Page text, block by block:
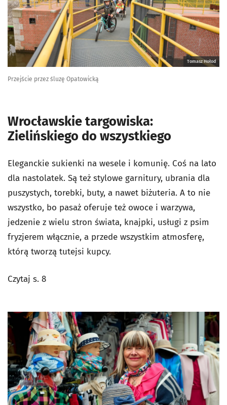
Tomasz Hołod
Przejście przez śluzę Opatowicką
Wrocławskie targowiska:
Zielińskiego do wszystkiego
Eleganckie sukienki na wesele i komunię. Coś na lato
dla nastolatek. Są też stylowe garnitury, ubrania dla
puszystych, torebki, buty, a nawet biżuteria. A to nie
wszystko, bo pasaż oferuje też owoce i warzywa,
jedzenie z wielu stron świata, knajpki, usługi z psim
fryzjerem włącznie, a przede wszystkim atmosferę,
którą tworzą tutejsi kupcy.
Czytaj s. 8